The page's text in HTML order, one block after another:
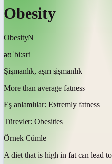
Obesity
ObesityN
əʊˈbiːsɪti
Şişmanlık, aşırı şişmanlık
More than average fatness
Eş anlamlılar: Extremly fatness
Türevler: Obesities
Örnek Cümle
A diet that is high in fat can lead to